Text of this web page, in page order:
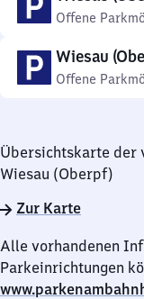
Offene
Wiesau
Offene
Übersichtskarte der
Wiesau (Oberpf)
Zur Karte
Alle vorhandenen
Parkeinrichtungen